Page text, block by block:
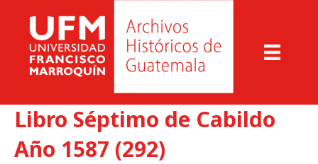
Libro Séptimo de Cabildo
Año 1587 (292)